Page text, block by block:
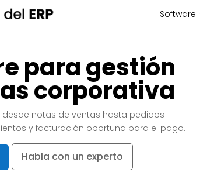
Software
para gestión
corporativa
notas de ventas hasta pedidos
y facturación oportuna para el pago.
Habla con un experto